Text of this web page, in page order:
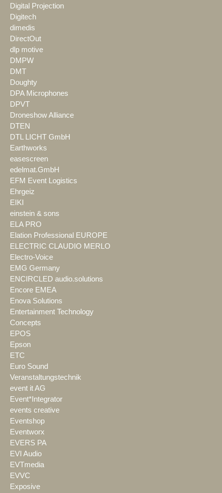
Digital Projection
Digitech
dimedis
DirectOut
dlp motive
DMPW
DMT
Doughty
DPA Microphones
DPVT
Droneshow Alliance
DTEN
DTL LICHT GmbH
Earthworks
easescreen
edelmat.GmbH
EFM Event Logistics
Ehrgeiz
EIKI
einstein & sons
ELA PRO
Elation Professional EUROPE
ELECTRIC CLAUDIO MERLO
Electro-Voice
EMG Germany
ENCIRCLED audio.solutions
Encore EMEA
Enova Solutions
Entertainment Technology
Concepts
EPOS
Epson
ETC
Euro Sound
Veranstaltungstechnik
event it AG
Event*Integrator
events creative
Eventshop
Eventworx
EVERS PA
EVI Audio
EVTmedia
EVVC
Exposive